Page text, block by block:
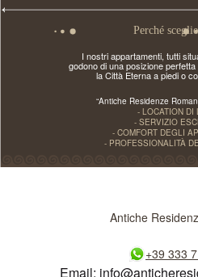
Perché
I nostri appartamenti, tutti
godono di una posizione
la Città Eterna a piedi o
“Antiche Residenze
- LOCATION DI
- SERVIZIO
- COMFORT DEGLI
- PROFESSIONALITÀ
Antiche
+39 333
Email: